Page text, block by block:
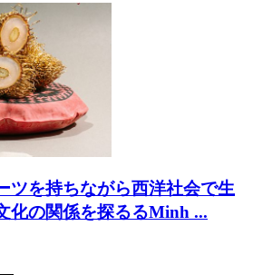
ツを持ちながら西洋社会で生
化の関係を探るるMinh ...